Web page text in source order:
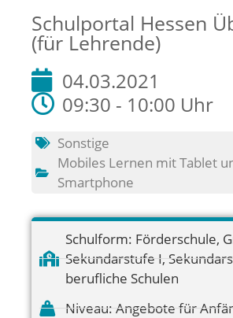
Schulportal Hessen
(für Lehrende)
04.03.2021
09:30 - 10:00 Uhr
Sonstige
Mobiles Lernen mit Tablet
Smartphone
Schulform: Förderschule,
Sekundarstufe I,
berufliche Schulen
Niveau: Angebote für